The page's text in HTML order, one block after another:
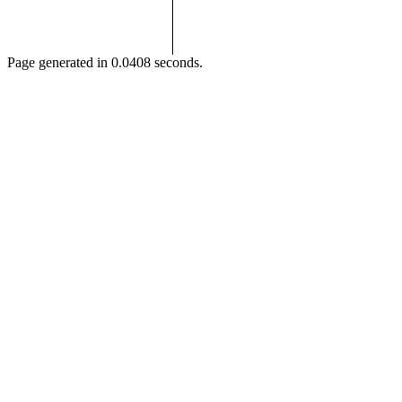
Page generated in 0.0408 seconds.